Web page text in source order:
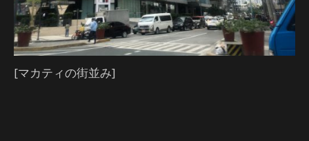
[マカティの街並み]